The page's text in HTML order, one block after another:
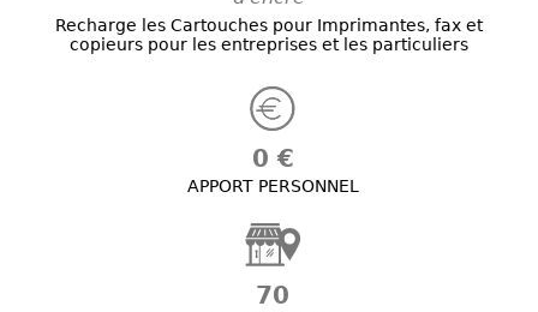
Recharge les Cartouches pour Imprimantes, fax et
copieurs pour les entreprises et les particuliers
0 €
APPORT PERSONNEL
70